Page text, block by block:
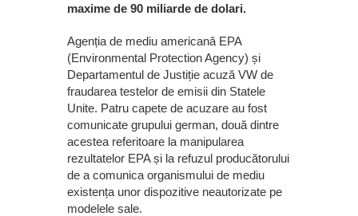
maxime de 90 miliarde de dolari.
Agenția de mediu americană EPA
(Environmental Protection Agency) și
Departamentul de Justiție acuză VW de
fraudarea testelor de emisii din Statele
Unite. Patru capete de acuzare au fost
comunicate grupului german, două dintre
acestea referitoare la manipularea
rezultatelor EPA și la refuzul producătorului
de a comunica organismului de mediu
existența unor dispozitive neautorizate pe
modelele sale.